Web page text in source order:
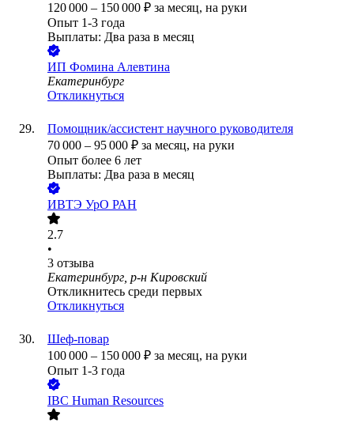
120 000 – 150 000 ₽ за месяц, на руки
Опыт 1-3 года
Выплаты: Два раза в месяц
ИП Фомина Алевтина
Екатеринбург
Откликнуться
Помощник/ассистент научного руководителя
70 000 – 95 000 ₽ за месяц, на руки
Опыт более 6 лет
Выплаты: Два раза в месяц
ИВТЭ УрО РАН
2.7
•
3 отзыва
Екатеринбург, р-н Кировский
Откликнитесь среди первых
Откликнуться
Шеф-повар
100 000 – 150 000 ₽ за месяц, на руки
Опыт 1-3 года
IBC Human Resources